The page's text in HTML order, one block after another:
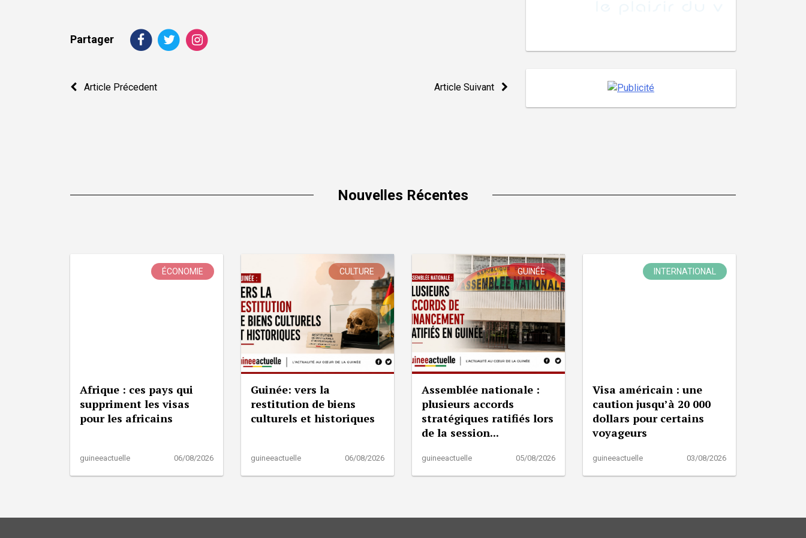
Partager
Navigation
Article Précedent Article Suivant
Nouvelles Récentes
ÉCONOMIE
Afrique : ces pays qui
suppriment les visas
pour les africains
guineeactuelle 06/08/2026
CULTURE
Guinée: vers la
restitution de biens
culturels et historiques
guineeactuelle 06/08/2026
GUINÉE
Assemblée nationale :
plusieurs accords
stratégiques ratifiés lors
de la session...
guineeactuelle 05/08/2026
INTERNATIONAL
Visa américain : une
caution jusqu’à 20 000
dollars pour certains
voyageurs
guineeactuelle 03/08/2026